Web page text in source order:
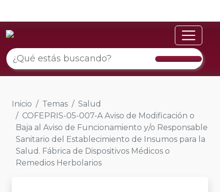
Inicio Temas
Salud
COFEPRIS-05-007-A Aviso de Modificación o
Baja al Aviso de Funcionamiento y/o Responsable
Sanitario del Establecimiento de Insumos para la
Salud. Fábrica de Dispositivos Médicos o
Remedios Herbolarios